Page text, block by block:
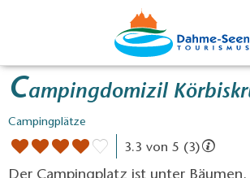
Campingdomizil
Campingplätze
3.3 von 5 (3)